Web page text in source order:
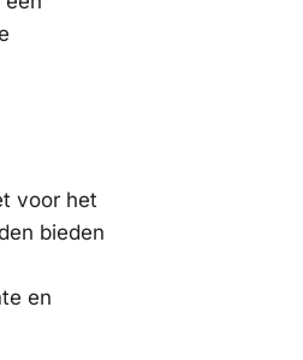
voor het
bieden
en